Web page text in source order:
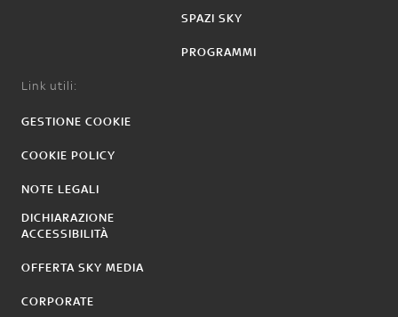
SPAZI SKY
PROGRAMMI
Link utili:
GESTIONE COOKIE
COOKIE POLICY
NOTE LEGALI
DICHIARAZIONE
ACCESSIBILITÀ
OFFERTA SKY MEDIA
CORPORATE